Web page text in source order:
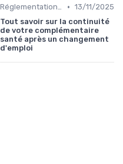
Réglementations en Assurance Santé • 13/11/2025
Tout savoir sur la continuité
de votre complémentaire
santé après un changement
d'emploi